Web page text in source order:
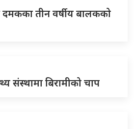
दमकका तीन वर्षीय बालकको
संस्थामा बिरामीको चाप